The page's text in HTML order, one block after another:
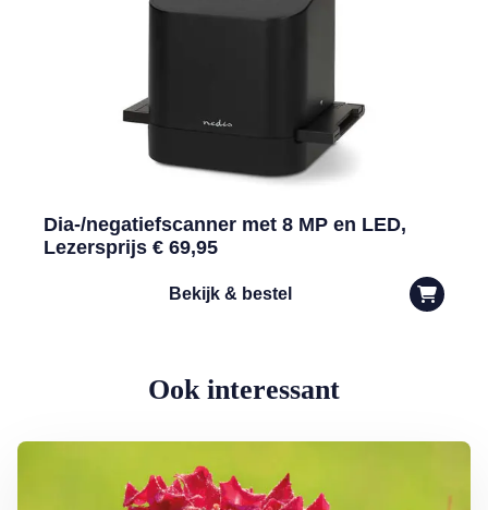
Dia-/negatiefscanner met 8 MP en LED,
Lezersprijs € 69,95
Bekijk & bestel
Ook interessant
Lees meer over Klimplanten voor een tuin op het noorden